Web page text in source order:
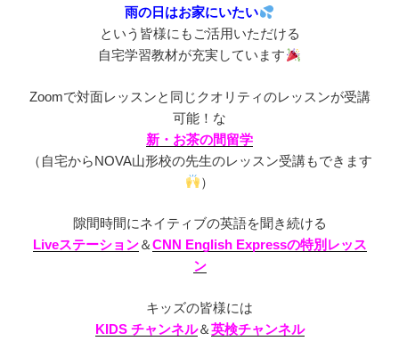
雨の日はお家にいたい
という皆様にもご活用いただける
自宅学習教材が充実しています
Zoomで対面レッスンと同じクオリティのレッスンが受講
可能！な
新・お茶の間留学
（自宅からNOVA山形校の先生のレッスン受講もできます
）
隙間時間にネイティブの英語を聞き続ける
Liveステーション＆CNN English Expressの特別レッス
ン
キッズの皆様には
KIDS チャンネル＆英検チャンネル